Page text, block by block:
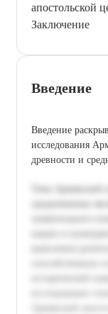
апостольской
Заключение
Введение
Введение
исследования
древности и